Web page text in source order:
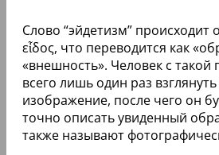
Слово “эйдетизм” происходит
εἶδος, что переводится как
«внешность». Человек с
всего лишь один раз
изображение, после чего он
точно описать увиденный
также называют